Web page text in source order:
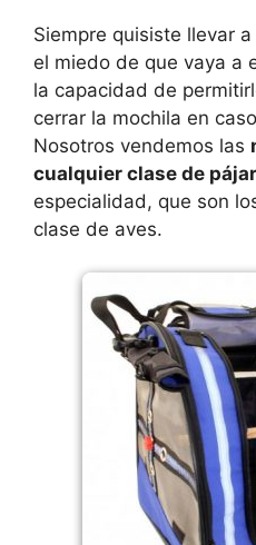
Siempre quisiste llevar
el miedo de que vaya a
la capacidad de
cerrar la mochila en
Nosotros vendemos las
cualquier clase de
especialidad, que son
clase de aves.